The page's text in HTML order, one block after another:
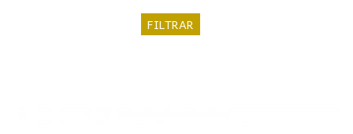
FILTRAR